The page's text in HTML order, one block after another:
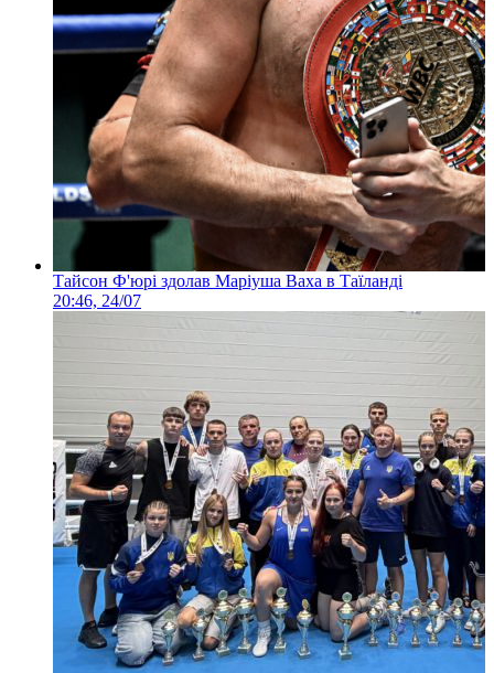
Тайсон Ф'юрі здолав Маріуша Ваха в Таїланді
20:46, 24/07